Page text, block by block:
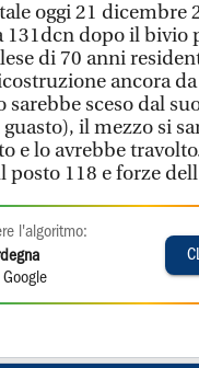
oggi 21 dicembre
131dcn dopo il bivio
di 70 anni
ancora da
sceso dal
il mezzo si
e lo avrebbe
posto 118 e forze
l'algoritmo: